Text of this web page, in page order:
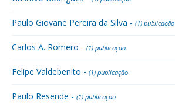
Paulo Giovane Pereira da Silva - (1) publicação
Carlos A. Romero - (1) publicação
Felipe Valdebenito - (1) publicação
Paulo Resende - (1) publicação